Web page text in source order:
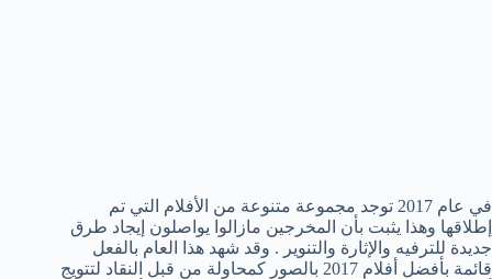
في عام 2017 توجد مجموعة متنوعة من الأفلام التي تم
إطلاقها وهذا يثبت بأن المخرجين مازالوا يواصلون إيجاد طرق
جديدة للترفيه والإثارة والتنوير . وقد شهد هذا العام بالفعل
قائمة بأفضل أفلام 2017 بالصور كمحاولة من قبل النقاد لتتويج